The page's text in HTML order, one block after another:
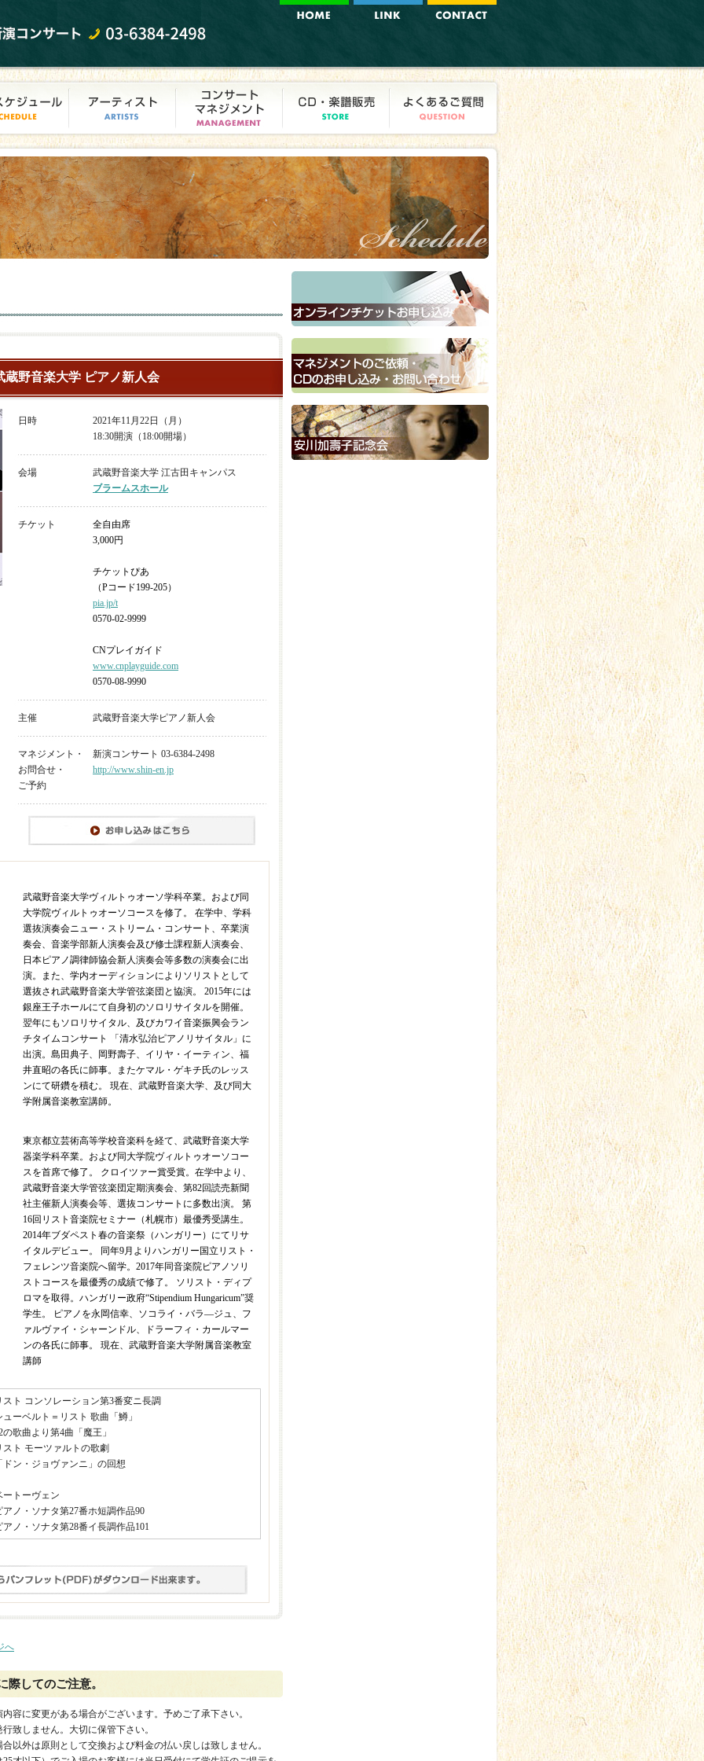
蔵野音楽大学 ピアノ新人会
日時
2021年11月22日（月）
18:30開演（18:00開場）
会場
武蔵野音楽大学 江古田キャンパス
ブラームスホール
チケット
全自由席
3,000円
チケットぴあ
（Pコード199-205）
pia.jp/t
0570-02-9999
CNプレイガイド
www.cnplayguide.com
0570-08-9990
主催 武蔵野音楽大学ピアノ新人会
マネジメント・
お問合せ・
ご予約
新演コンサート 03-6384-2498
http://www.shin-en.jp
武蔵野音楽大学ヴィルトゥオーソ学科卒業。および同
大学院ヴィルトゥオーソコースを修了。 在学中、学科
選抜演奏会ニュー・ストリーム・コンサート、卒業演
奏会、音楽学部新人演奏会及び修士課程新人演奏会、
日本ピアノ調律師協会新人演奏会等多数の演奏会に出
演。また、学内オーディションによりソリストとして
選抜され武蔵野音楽大学管弦楽団と協演。 2015年には
銀座王子ホールにて自身初のソロリサイタルを開催。
翌年にもソロリサイタル、及びカワイ音楽振興会ラン
チタイムコンサート 「清水弘治ピアノリサイタル」に
出演。島田典子、岡野壽子、イリヤ・イーティン、福
井直昭の各氏に師事。またケマル・ゲキチ氏のレッス
ンにて研鑽を積む。 現在、武蔵野音楽大学、及び同大
学附属音楽教室講師。
東京都立芸術高等学校音楽科を経て、武蔵野音楽大学
器楽学科卒業。および同大学院ヴィルトゥオーソコー
スを首席で修了。 クロイツァー賞受賞。在学中より、
武蔵野音楽大学管弦楽団定期演奏会、第82回読売新聞
社主催新人演奏会等、選抜コンサートに多数出演。 第
16回リスト音楽院セミナー（札幌市）最優秀受講生。
2014年ブダペスト春の音楽祭（ハンガリー）にてリサ
イタルデビュー。 同年9月よりハンガリー国立リスト・
フェレンツ音楽院へ留学。2017年同音楽院ピアノソリ
ストコースを最優秀の成績で修了。 ソリスト・ディプ
ロマを取得。ハンガリー政府“Stipendium Hungaricum”奨
学生。 ピアノを永岡信幸、ソコライ・バラ―ジュ、フ
ァルヴァイ・シャーンドル、ドラーフィ・カールマー
ンの各氏に師事。 現在、武蔵野音楽大学附属音楽教室
講師
スト コンソレーション第3番変ニ長調
ューベルト＝リスト 歌曲「鱒」
の歌曲より第4曲「魔王」
スト モーツァルトの歌劇
ドン・ジョヴァンニ」の回想
ートーヴェン
アノ・ソナタ第27番ホ短調作品90
アノ・ソナタ第28番イ長調作品101
へ
際してのご注意。
容に変更がある場合がございます。予めご了承下さい。
致しません。大切に保管下さい。
以外は原則として交換および料金の払い戻しは致しません。